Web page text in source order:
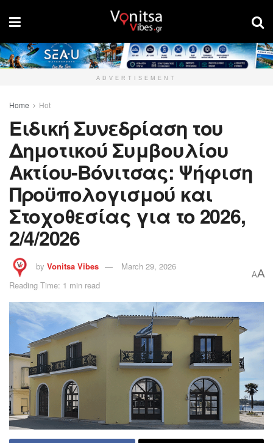
ADVERTISEMENT
Home Hot
Ειδική Συνεδρίαση του
Δημοτικού Συμβουλίου
Ακτίου-Βόνιτσας: Ψήφιση
Προϋπολογισμού και
Στοχοθεσίας για το 2026,
2/4/2026
by Vonitsa Vibes
March 29, 2026
Reading Time: 1 min read
AA